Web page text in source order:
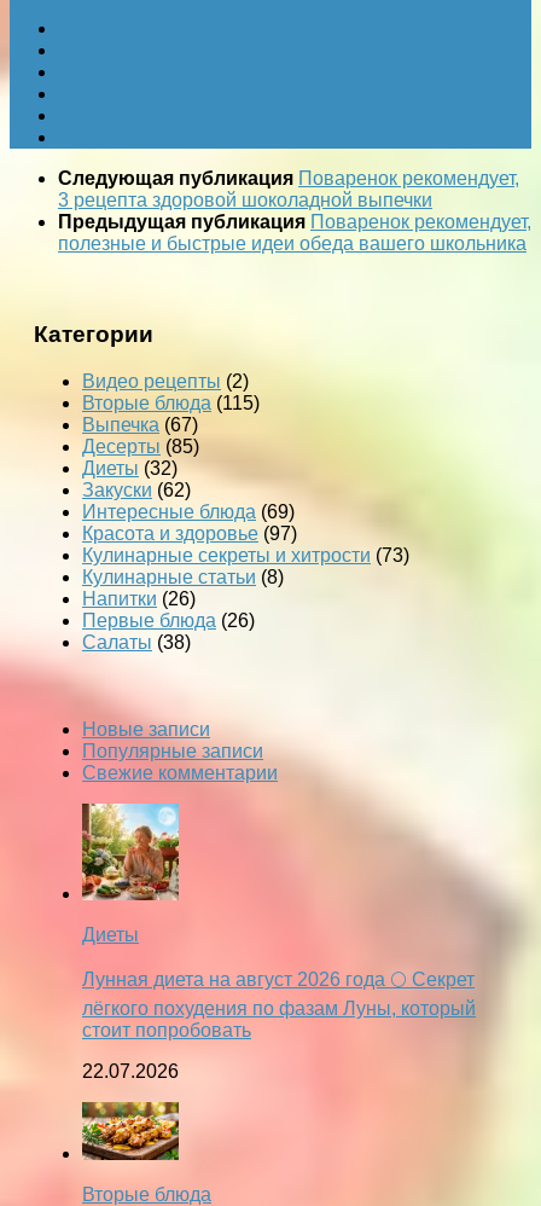
Следующая публикация Поваренок рекомендует,
3 рецепта здоровой шоколадной выпечки
Предыдущая публикация Поваренок рекомендует,
полезные и быстрые идеи обеда вашего школьника
Категории
Видео рецепты (2)
Вторые блюда (115)
Выпечка (67)
Десерты (85)
Диеты (32)
Закуски (62)
Интересные блюда (69)
Красота и здоровье (97)
Кулинарные секреты и хитрости (73)
Кулинарные статьи (8)
Напитки (26)
Первые блюда (26)
Салаты (38)
Новые записи
Популярные записи
Свежие комментарии
Диеты
Лунная диета на август 2026 года 🌕 Секрет
лёгкого похудения по фазам Луны, который
стоит попробовать
22.07.2026
Вторые блюда